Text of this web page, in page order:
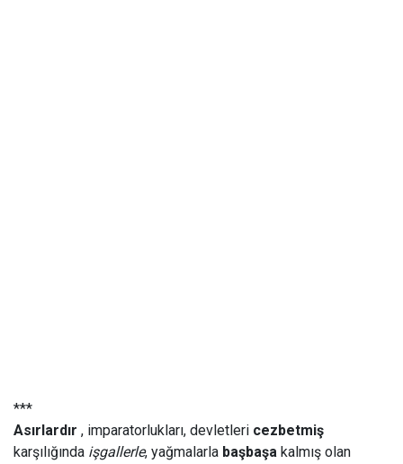
***
Asırlardır , imparatorlukları, devletleri cezbetmiş
karşılığında işgallerle, yağmalarla başbaşa kalmış olan